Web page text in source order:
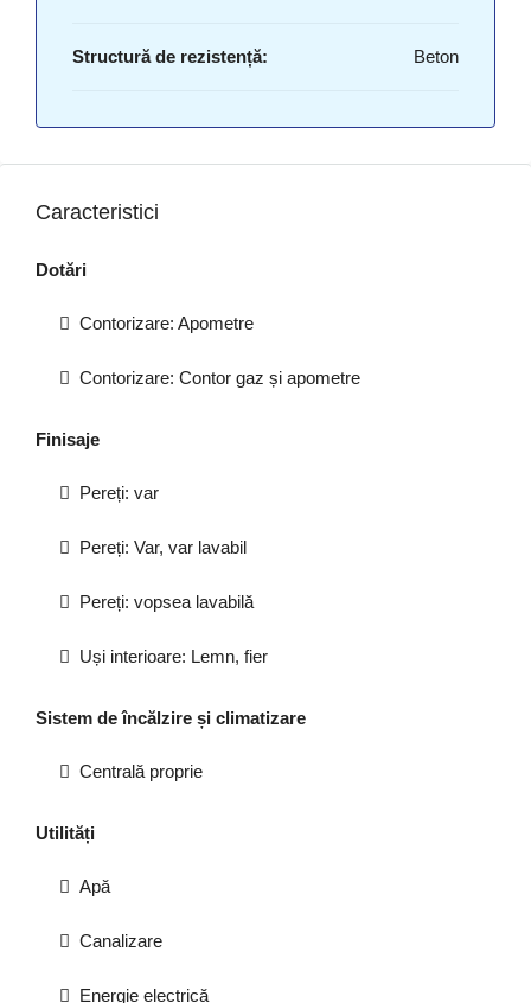
Structură de rezistență: Beton
Caracteristici
Dotări
Contorizare: Apometre
Contorizare: Contor gaz și apometre
Finisaje
Pereți: var
Pereți: Var, var lavabil
Pereți: vopsea lavabilă
Uși interioare: Lemn, fier
Sistem de încălzire și climatizare
Centrală proprie
Utilități
Apă
Canalizare
Energie electrică